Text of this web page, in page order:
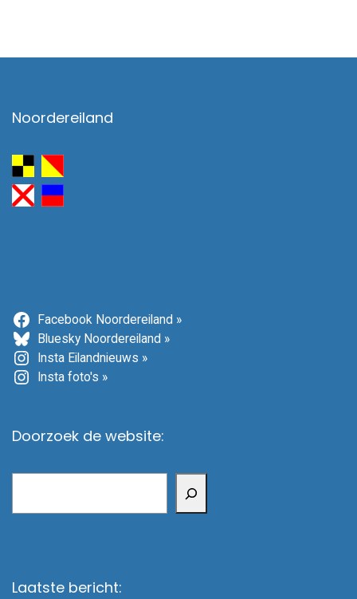
Noordereiland
Facebook Noordereiland »
Bluesky Noordereiland »
Insta Eilandnieuws »
Insta foto's »
Doorzoek de website:
Laatste bericht: